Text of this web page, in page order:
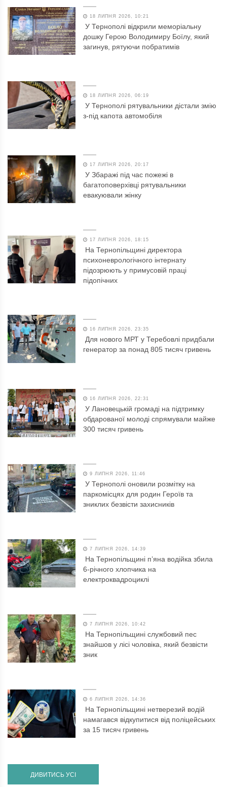
18 ЛИПНЯ 2026, 10:21
У Тернополі відкрили меморіальну
дошку Герою Володимиру Боїлу, який
загинув, рятуючи побратимів
18 ЛИПНЯ 2026, 06:19
У Тернополі рятувальники дістали змію
з-під капота автомобіля
17 ЛИПНЯ 2026, 20:17
У Збаражі під час пожежі в
багатоповерхівці рятувальники
евакуювали жінку
17 ЛИПНЯ 2026, 18:15
На Тернопільщині директора
психоневрологічного інтернату
підозрюють у примусовій праці
підопічних
16 ЛИПНЯ 2026, 23:35
Для нового МРТ у Теребовлі придбали
генератор за понад 805 тисяч гривень
16 ЛИПНЯ 2026, 22:31
У Лановецькій громаді на підтримку
обдарованої молоді спрямували майже
300 тисяч гривень
9 ЛИПНЯ 2026, 11:46
У Тернополі оновили розмітку на
паркомісцях для родин Героїв та
зниклих безвісти захисників
7 ЛИПНЯ 2026, 14:39
На Тернопільщині п’яна водійка збила
6-річного хлопчика на
електроквадроциклі
7 ЛИПНЯ 2026, 10:42
На Тернопільщині службовий пес
знайшов у лісі чоловіка, який безвісти
зник
6 ЛИПНЯ 2026, 14:36
На Тернопільщині нетверезий водій
намагався відкупитися від поліцейських
за 15 тисяч гривень
ДИВИТИСЬ УСІ